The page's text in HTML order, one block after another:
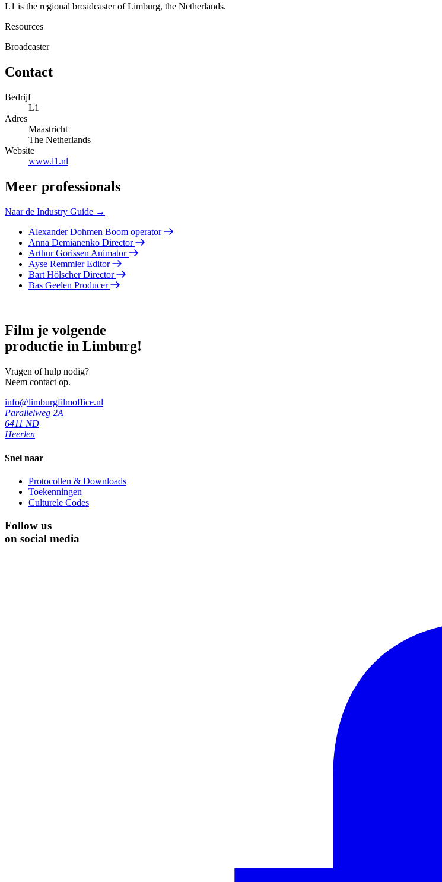
L1 is the regional broadcaster of Limburg, the Netherlands.
Resources
Broadcaster
Contact
Bedrijf
L1
Adres
Maastricht
The Netherlands
Website
www.l1.nl
Meer professionals
Naar de Industry Guide →
Alexander Dohmen Boom operator
Anna Demianenko Director
Arthur Gorissen Animator
Ayse Remmler Editor
Bart Hölscher Director
Bas Geelen Producer
Film je volgende
productie in Limburg!
Vragen of hulp nodig?
Neem contact op.
info@limburgfilmoffice.nl
Parallelweg 2A
6411 ND
Heerlen
Snel naar
Protocollen & Downloads
Toekenningen
Culturele Codes
Follow us
on social media